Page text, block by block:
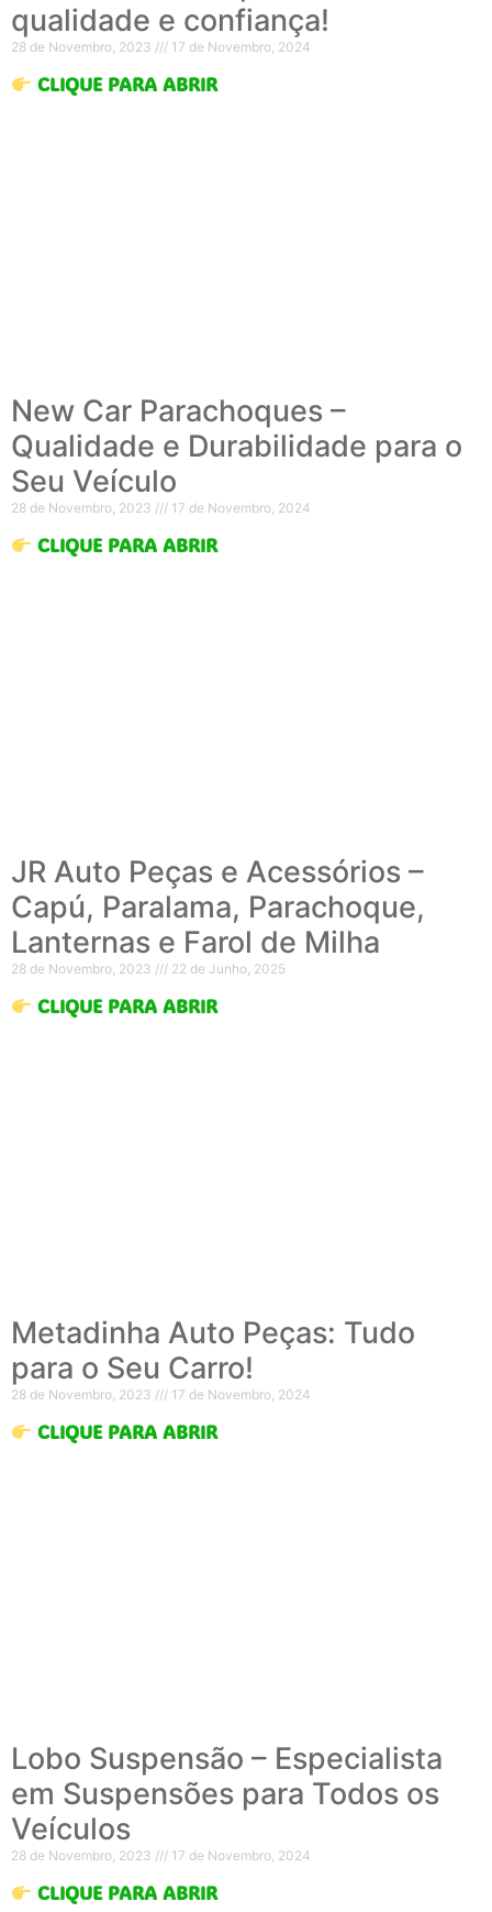
qualidade e confiança!
28 de Novembro, 2023 17 de Novembro, 2024
CLIQUE PARA ABRIR
New Car Parachoques –
Qualidade e Durabilidade para o
Seu Veículo
28 de Novembro, 2023 17 de Novembro, 2024
CLIQUE PARA ABRIR
JR Auto Peças e Acessórios –
Capú, Paralama, Parachoque,
Lanternas e Farol de Milha
28 de Novembro, 2023 22 de Junho, 2025
CLIQUE PARA ABRIR
Metadinha Auto Peças: Tudo
para o Seu Carro!
28 de Novembro, 2023 17 de Novembro, 2024
CLIQUE PARA ABRIR
Lobo Suspensão – Especialista
em Suspensões para Todos os
Veículos
28 de Novembro, 2023 17 de Novembro, 2024
CLIQUE PARA ABRIR